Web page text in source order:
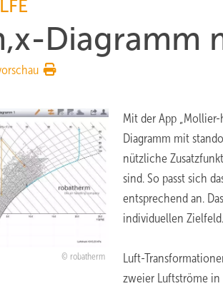
Diagramm
robatherm
Mit der App „Mollier-
Diagramm mit
nützliche
sind. So passt sich
entsprechend an.
individuellen Zielfeld.
Luft-
zweier Luftströme